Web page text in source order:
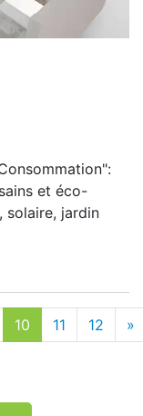
et éco-
solaire, jardin
10 11 12 »